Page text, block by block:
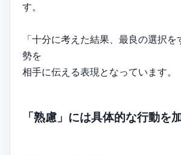
す。
「十分に考えた結果、最良の選択
勢を
相手に伝える表現となっています。
「熟慮」には具体的な行動を